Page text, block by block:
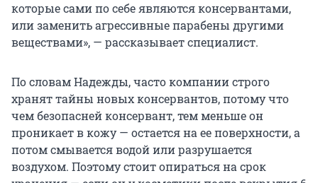
которые сами по себе являются консервантами,
или заменить агрессивные парабены другими
веществами», — рассказывает специалист.
По словам Надежды, часто компании строго
хранят тайны новых консервантов, потому что
чем безопасней консервант, тем меньше он
проникает в кожу — остается на ее поверхности, а
потом смывается водой или разрушается
воздухом. Поэтому стоит опираться на срок